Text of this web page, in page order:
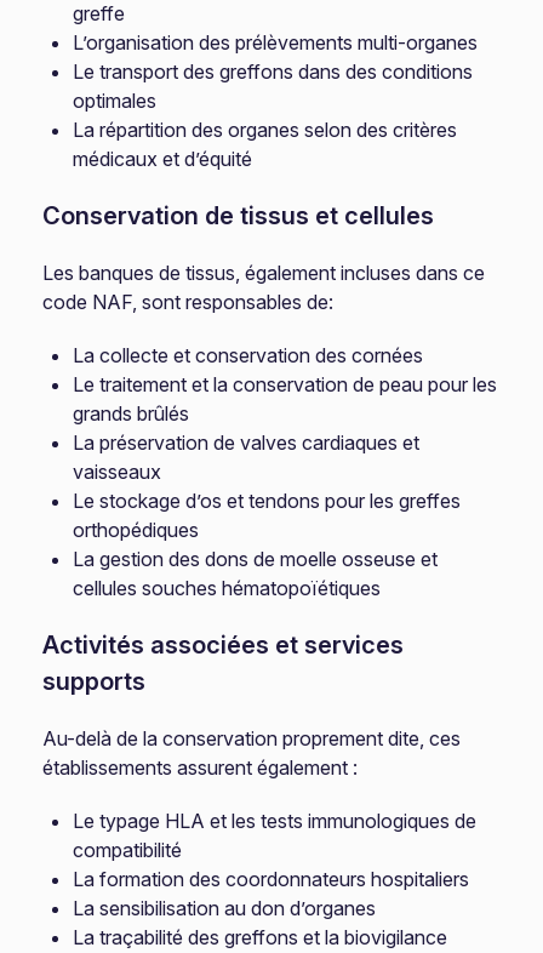
greffe
L’organisation des prélèvements multi-organes
Le transport des greffons dans des conditions
optimales
La répartition des organes selon des critères
médicaux et d’équité
Conservation de tissus et cellules
Les banques de tissus, également incluses dans ce
code NAF, sont responsables de:
La collecte et conservation des cornées
Le traitement et la conservation de peau pour les
grands brûlés
La préservation de valves cardiaques et
vaisseaux
Le stockage d’os et tendons pour les greffes
orthopédiques
La gestion des dons de moelle osseuse et
cellules souches hématopoïétiques
Activités associées et services
supports
Au-delà de la conservation proprement dite, ces
établissements assurent également :
Le typage HLA et les tests immunologiques de
compatibilité
La formation des coordonnateurs hospitaliers
La sensibilisation au don d’organes
La traçabilité des greffons et la biovigilance